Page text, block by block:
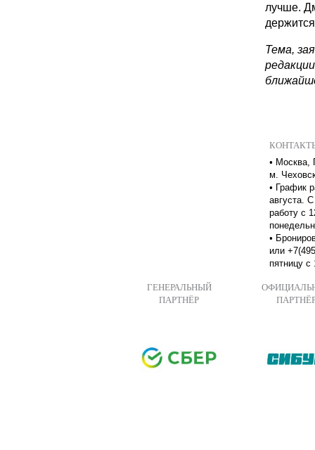
лучше.
Тема,
• Москва,
м.
• График
августа.
работу с
•
или
пятницу
ГЕНЕРАЛЬНЫЙ
ПАРТНЁР